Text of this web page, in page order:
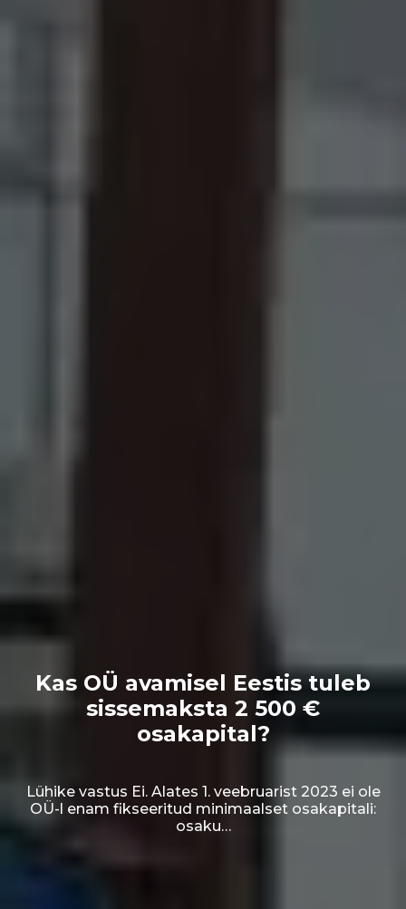
Kas OÜ avamisel Eestis tuleb
sissemaksta 2 500 €
osakapital?
Lühike vastus Ei. Alates 1. veebruarist 2023 ei ole
OÜ-l enam fikseeritud minimaalset osakapitali:
osaku…